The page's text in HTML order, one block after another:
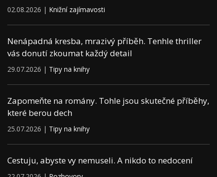
02.08.2026 | Knižní zajímavosti
Nenápadná kresba, mrazivý příběh. Tenhle thriller
vás donutí zkoumat každý detail
29.07.2026 | Tipy na knihy
Zapomeňte na romány. Tohle jsou skutečné příběhy,
které berou dech
25.07.2026 | Tipy na knihy
Cestuju, abyste vy nemuseli. A nikdo to nedocení